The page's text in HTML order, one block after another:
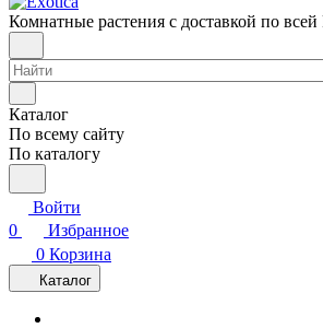
Комнатные растения с доставкой по всей
Каталог
По всему сайту
По каталогу
Войти
0
Избранное
0 Корзина
Каталог